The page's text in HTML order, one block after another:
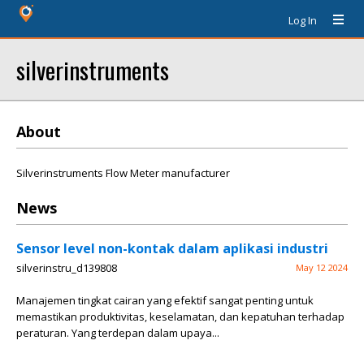
Log In
silverinstruments
About
Silverinstruments Flow Meter manufacturer
News
Sensor level non-kontak dalam aplikasi industri
silverinstru_d139808 May 12 2024
Manajemen tingkat cairan yang efektif sangat penting untuk
memastikan produktivitas, keselamatan, dan kepatuhan terhadap
peraturan. Yang terdepan dalam upaya...